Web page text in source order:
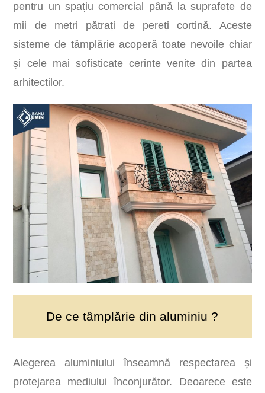
pentru un spațiu comercial până la suprafețe de
mii de metri pătrați de pereți cortină. Aceste
sisteme de tâmplărie acoperă toate nevoile chiar
și cele mai sofisticate cerințe venite din partea
arhitecților.
De ce tâmplărie din aluminiu ?
Alegerea aluminiului înseamnă respectarea și
protejarea mediului înconjurător. Deoarece este